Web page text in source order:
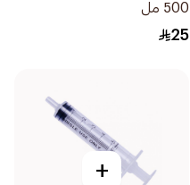
500 مل
25
+